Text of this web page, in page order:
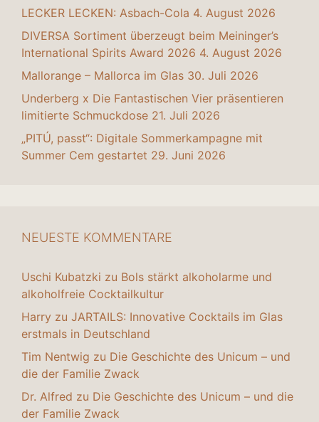
LECKER LECKEN: Asbach-Cola 4. August 2026
DIVERSA Sortiment überzeugt beim Meininger’s
International Spirits Award 2026 4. August 2026
Mallorange – Mallorca im Glas 30. Juli 2026
Underberg x Die Fantastischen Vier präsentieren
limitierte Schmuckdose 21. Juli 2026
„PITÚ, passt“: Digitale Sommerkampagne mit
Summer Cem gestartet 29. Juni 2026
NEUESTE KOMMENTARE
Uschi Kubatzki zu Bols stärkt alkoholarme und
alkoholfreie Cocktailkultur
Harry zu JARTAILS: Innovative Cocktails im Glas
erstmals in Deutschland
Tim Nentwig zu Die Geschichte des Unicum – und
die der Familie Zwack
Dr. Alfred zu Die Geschichte des Unicum – und die
der Familie Zwack